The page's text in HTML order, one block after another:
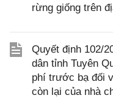
rừng giống trên
Quyết định 102/
dân tỉnh Tuyên
phí trước bạ đối
còn lại của nhà